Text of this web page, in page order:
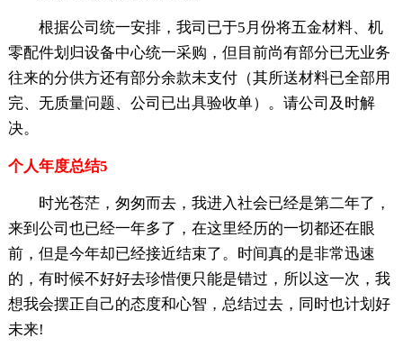
根据公司统一安排，我司已于5月份将五金材料、机
零配件划归设备中心统一采购，但目前尚有部分已无业务
往来的分供方还有部分余款未支付（其所送材料已全部用
完、无质量问题、公司已出具验收单）。请公司及时解
决。
个人年度总结5
时光苍茫，匆匆而去，我进入社会已经是第二年了，
来到公司也已经一年多了，在这里经历的一切都还在眼
前，但是今年却已经接近结束了。时间真的是非常迅速
的，有时候不好好去珍惜便只能是错过，所以这一次，我
想我会摆正自己的态度和心智，总结过去，同时也计划好
未来!